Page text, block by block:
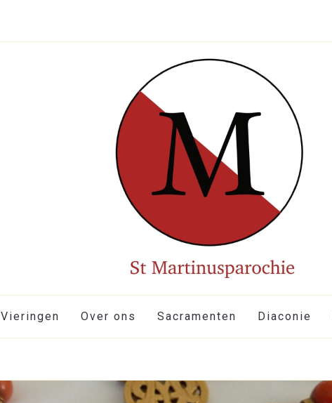
Vieringen Over ons Sacramenten Diaconie